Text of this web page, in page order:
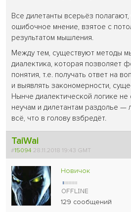
Все дилетанты всерьёз полагают,
ошибочное мнение, взятое с
результатом мышления.
Между тем, существуют методы
диалектика, которая позволяет
понятия, т.е. получать ответ на
и выявлять закономерности,
Нынче диалектической логике не
неучам и дилетантам раздолье —
всё, что в голову взбредёт.
TaiWai
#15094 28.11.2018 19:43 GMT
Новичок
129 сообщений